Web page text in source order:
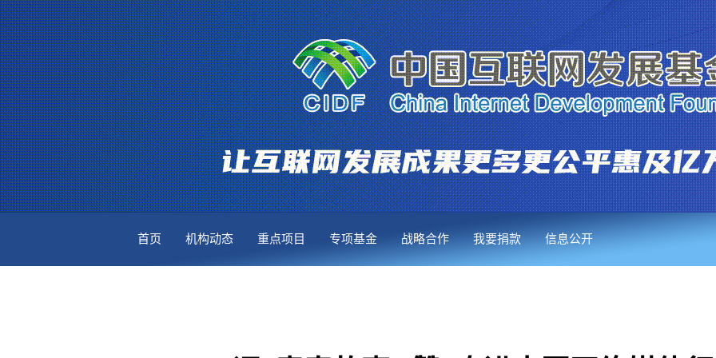
首页 机构动态 重点项目 专项基金 战略合作 我要捐款 信息公开